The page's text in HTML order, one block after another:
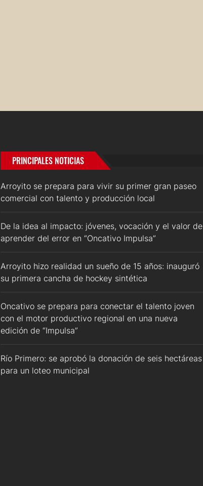
PRINCIPALES NOTICIAS
Arroyito se prepara para vivir su primer gran paseo
comercial con talento y producción local
De la idea al impacto: jóvenes, vocación y el valor de
aprender del error en “Oncativo Impulsa”
Arroyito hizo realidad un sueño de 15 años: inauguró
su primera cancha de hockey sintética
Oncativo se prepara para conectar el talento joven
con el motor productivo regional en una nueva
edición de “Impulsa”
Río Primero: se aprobó la donación de seis hectáreas
para un loteo municipal